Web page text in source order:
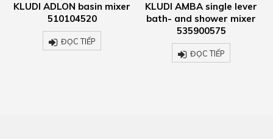
KLUDI AMBA single lever
bath- and shower mixer
535900575
ĐỌC TIẾP
KLUDI ADLON basin
510460520
ĐỌC TIẾP